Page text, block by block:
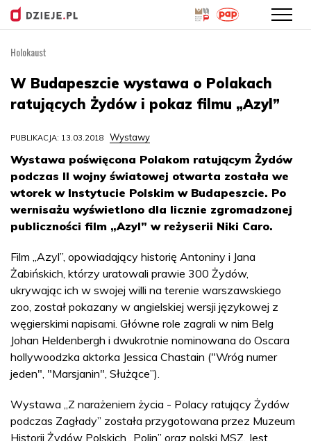
treści
Holokaust
W Budapeszcie wystawa o Polakach
ratujących Żydów i pokaz filmu „Azyl”
PUBLIKACJA: 13.03.2018 Wystawy
Wystawa poświęcona Polakom ratującym Żydów
podczas II wojny światowej otwarta została we
wtorek w Instytucie Polskim w Budapeszcie. Po
wernisażu wyświetlono dla licznie zgromadzonej
publiczności film „Azyl” w reżyserii Niki Caro.
Film „Azyl”, opowiadający historię Antoniny i Jana
Żabińskich, którzy uratowali prawie 300 Żydów,
ukrywając ich w swojej willi na terenie warszawskiego
zoo, został pokazany w angielskiej wersji językowej z
węgierskimi napisami. Główne role zagrali w nim Belg
Johan Heldenbergh i dwukrotnie nominowana do Oscara
hollywoodzka aktorka Jessica Chastain ("Wróg numer
jeden", "Marsjanin", Służące”).
Wystawa „Z narażeniem życia - Polacy ratujący Żydów
podczas Zagłady” została przygotowana przez Muzeum
Historii Żydów Polskich „Polin” oraz polski MSZ. Jest